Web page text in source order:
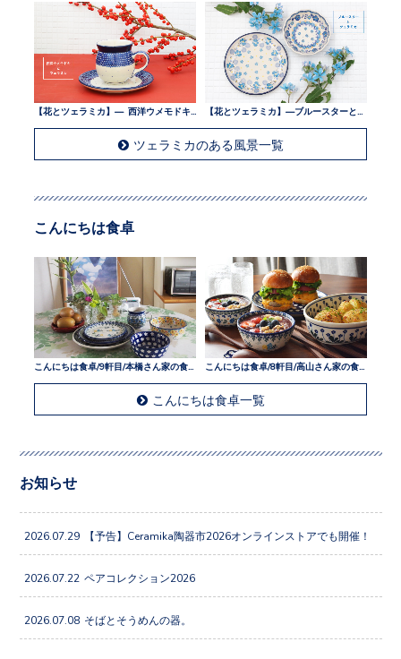
ツェラミカのある風景一覧
こんにちは食卓
こんにちは食卓/9軒目/本橋さん家の食卓
こんにちは食卓一覧
お知らせ
2026.07.29 【予告】Ceramika陶器市2026オンラインストアでも開催！
2026.07.22 ペアコレクション2026
2026.07.08 そばとそうめんの器。